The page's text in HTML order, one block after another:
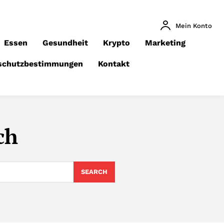
Mein Konto
Essen Gesundheit Krypto Marketing
Kontakt
SEARCH